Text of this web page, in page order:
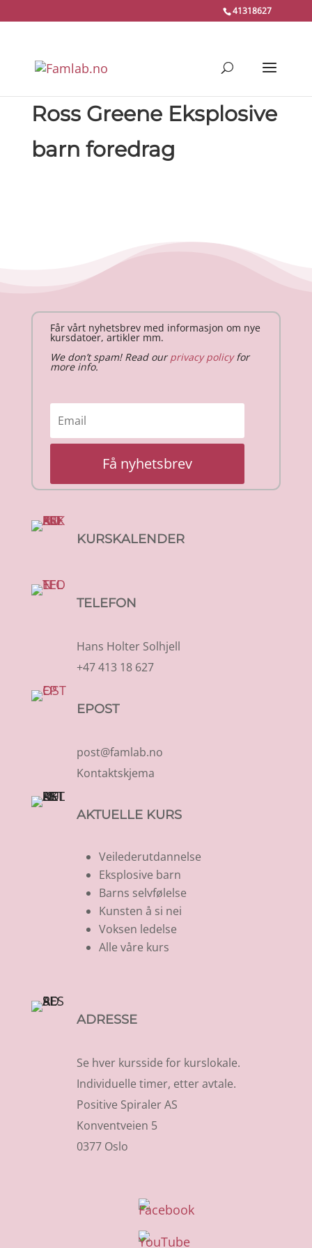
41318627
Ross Greene Eksplosive
barn foredrag
Får vårt nyhetsbrev med informasjon om nye
kursdatoer, artikler mm.
We don’t spam! Read ourprivacy policyfor
more info.
Få nyhetsbrev
KURSKALENDER
TELEFON
Hans Holter Solhjell
+47 413 18 627
EPOST
post@famlab.no
Kontaktskjema
AKTUELLE KURS
Veilederutdannelse
Eksplosive barn
Barns selvfølelse
Kunsten å si nei
Voksen ledelse
Alle våre kurs
ADRESSE
Se hver kursside for kurslokale.
Individuelle timer, etter avtale.
Positive Spiraler AS
Konventveien 5
0377 Oslo